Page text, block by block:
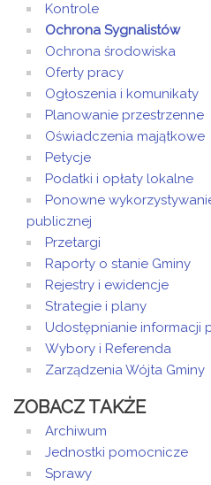
Kontrole
Ochrona Sygnalistów
Ochrona środowiska
Oferty pracy
Ogłoszenia i komunikaty
Planowanie przestrzenne
Oświadczenia majątkowe
Petycje
Podatki i opłaty lokalne
Ponowne
publicznej
Przetargi
Raporty o stanie Gminy
Rejestry i ewidencje
Strategie i plany
Udostępnianie informacji
Wybory i Referenda
Zarządzenia Wójta Gminy
ZOBACZ TAKŻE
Archiwum
Jednostki pomocnicze
Sprawy